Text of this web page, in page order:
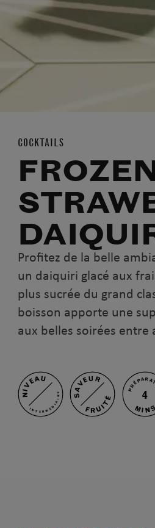
COCKTAILS
Profitez de la belle
un daiquiri glacé aux
plus sucrée du grand
boisson apporte une
aux belles soirées entre
NIVEAU
INTERMÉDIAIRE
SAVEUR
FRUITÉ
4